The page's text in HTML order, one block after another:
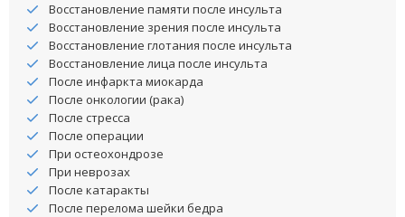
Восстановление памяти после инсульта
Восстановление зрения после инсульта
Восстановление глотания после инсульта
Восстановление лица после инсульта
После инфаркта миокарда
После онкологии (рака)
После стресса
После операции
При остеохондрозе
При неврозах
После катаракты
После перелома шейки бедра